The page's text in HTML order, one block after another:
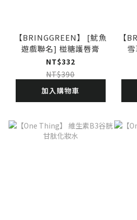
【BRINGGREEN】 [魷魚
遊戲聯名] 椪糖護唇膏
NT$332
NT$390
加入購物車
【